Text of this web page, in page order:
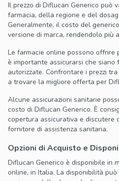
Il prezzo di Diflucan Generico può
farmacia, della regione e del
Generalmente, il costo del
versione di marca, rendendolo più
Le farmacie online possono offrire
è importante assicurarsi che siano
autorizzate. Confrontare i prezzi
a trovare la migliore offerta per
Alcune assicurazioni sanitarie
costo di Diflucan Generico. È
copertura assicurativa e discutere
fornitore di assistenza sanitaria.
Opzioni di Acquisto e
Diflucan Generico è disponibile in
online, in Italia. La disponibilità